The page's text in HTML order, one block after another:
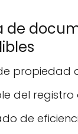
de
propiedad
del
de